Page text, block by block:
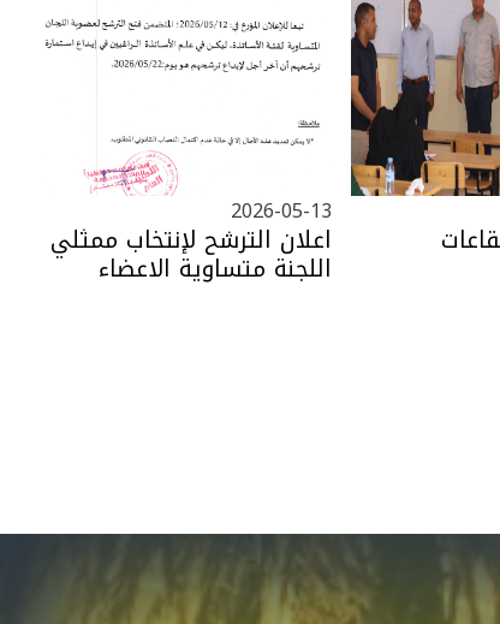
2026-05-13
اعلان الترشح لإنتخاب ممثلي
اللجنة متساوية الاعضاء